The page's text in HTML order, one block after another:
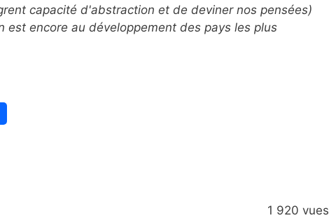
capacité d'abstraction et de deviner nos pensées)
est encore au développement des pays les plus
1 920 vues